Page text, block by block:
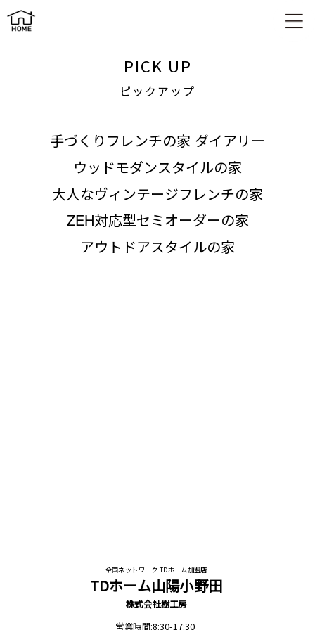
ピックアップ
PICK UP
ピックアップ
手づくりフレンチの家 ダイアリー
ウッドモダンスタイルの家
大人なヴィンテージフレンチの家
ZEH対応型セミオーダーの家
アウトドアスタイルの家
全国ネットワーク TDホーム加盟店
TDホーム山陽小野田
株式会社樹工房
営業時間:8:30-17:30